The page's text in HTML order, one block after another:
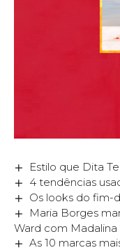
Estilo que Dita
4 tendências
Os looks do fim-
Maria Borges
Ward com Madalina
As 10 marcas